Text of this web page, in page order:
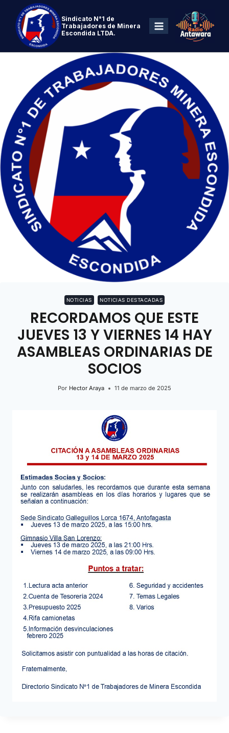
Sindicato N°1 de
Trabajadores de Minera
Escondida LTDA.
NOTICIAS NOTICIAS DESTACADAS
RECORDAMOS QUE ESTE
JUEVES 13 Y VIERNES 14 HAY
ASAMBLEAS ORDINARIAS DE
SOCIOS
Por Hector Araya 11 de marzo de 2025